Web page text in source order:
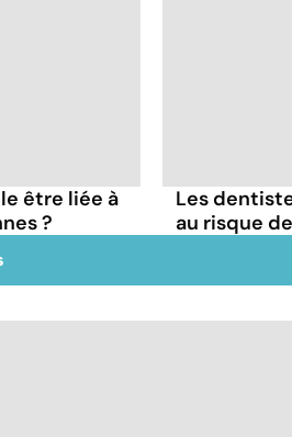
être liée à
?
Les
au risque